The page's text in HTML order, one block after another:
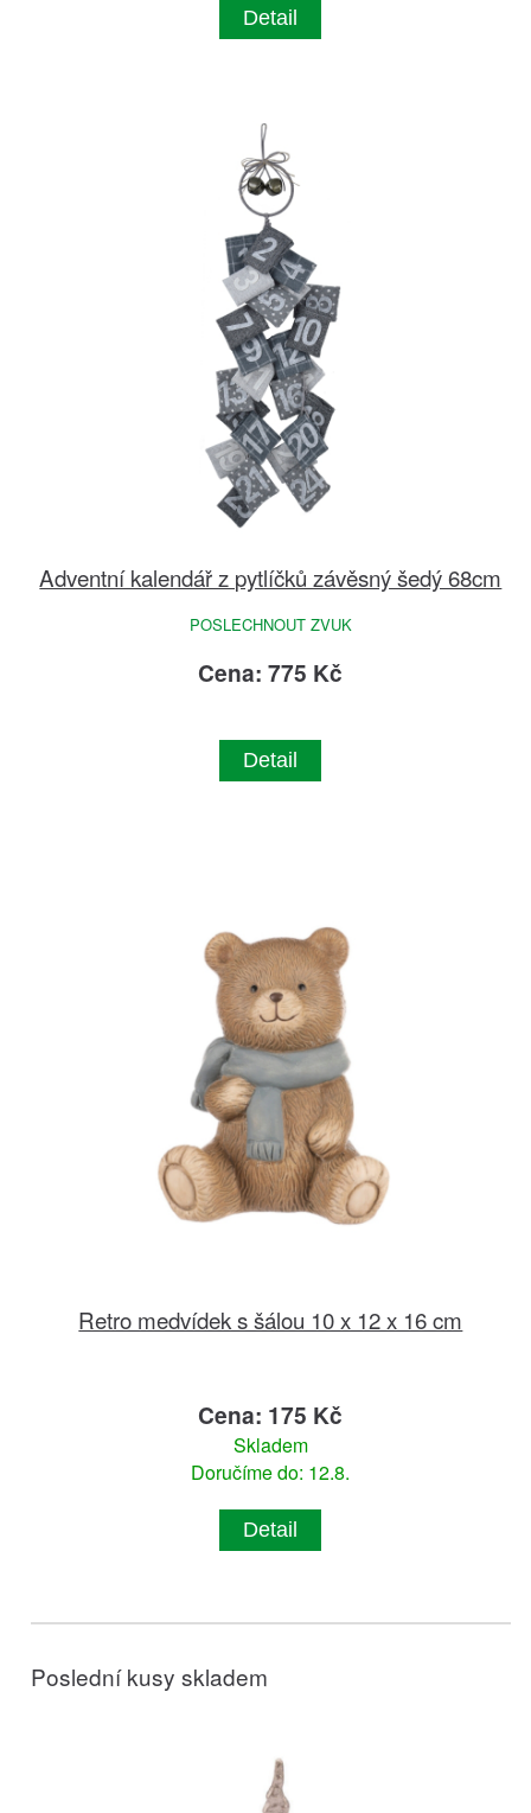
Detail
Adventní kalendář z pytlíčků závěsný šedý 68cm
POSLECHNOUT ZVUK
Cena: 775 Kč
Detail
Retro medvídek s šálou 10 x 12 x 16 cm
Cena: 175 Kč
Skladem
Doručíme do: 12.8.
Detail
Poslední kusy skladem